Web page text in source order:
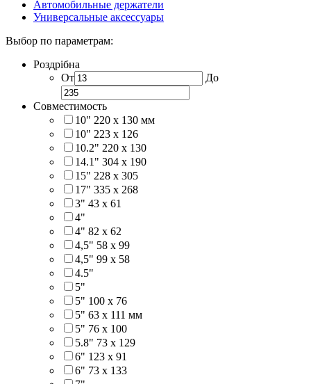
Автомобильные держатели
Универсальные аксессуары
Выбор по параметрам:
Роздрібна
От
До
Совместимость
10" 220 x 130 мм
10" 223 x 126
10.2" 220 x 130
14.1" 304 х 190
15" 228 x 305
17" 335 х 268
3" 43 x 61
4"
4" 82 x 62
4,5" 58 х 99
4,5" 99 x 58
4.5"
5"
5" 100 x 76
5" 63 x 111 мм
5" 76 х 100
5.8" 73 x 129
6" 123 х 91
6" 73 х 133